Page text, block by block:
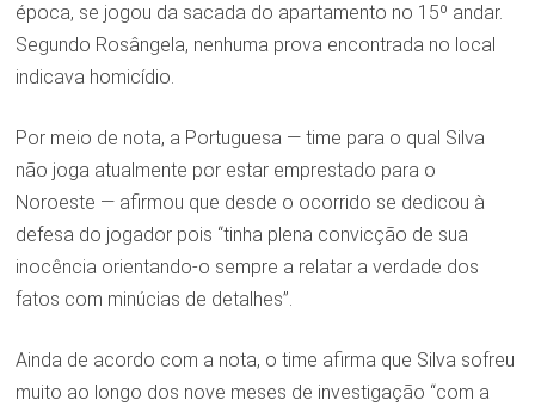
época, se jogou da sacada do apartamento no 15º andar.
Segundo Rosângela, nenhuma prova encontrada no local
indicava homicídio.
Por meio de nota, a Portuguesa — time para o qual Silva
não joga atualmente por estar emprestado para o
Noroeste — afirmou que desde o ocorrido se dedicou à
defesa do jogador pois “tinha plena convicção de sua
inocência orientando-o sempre a relatar a verdade dos
fatos com minúcias de detalhes”.
Ainda de acordo com a nota, o time afirma que Silva sofreu
muito ao longo dos nove meses de investigação “com a